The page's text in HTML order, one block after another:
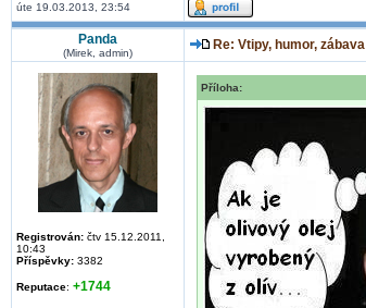
úte 19.03.2013, 23:54
Panda
(Mirek, admin)
Re: Vtipy, humor, zábava
Registrován: čtv 15.12.2011,
10:43
Příspěvky: 3382
Reputace: +1744
Příloha: